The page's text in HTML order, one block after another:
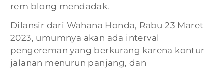
rem blong mendadak.
Dilansir dari Wahana Honda, Rabu 23 Maret
2023, umumnya akan ada interval
pengereman yang berkurang karena kontur
jalanan menurun panjang, dan